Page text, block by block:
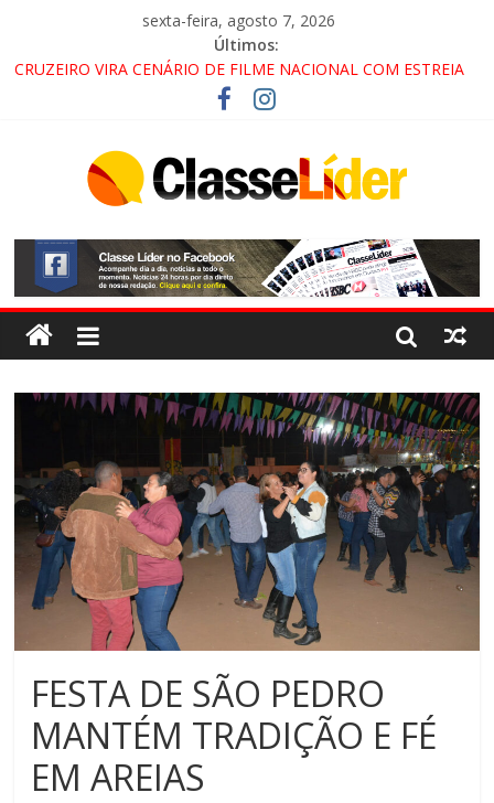
sexta-feira, agosto 7, 2026
Últimos:
LORENA, PINDAMONHANGABA E QUELUZ NA RETA FINAL
PELA FÁBRICA DA COCA-COLA!
CRUZEIRO VIRA CENÁRIO DE FILME NACIONAL COM ESTREIA
“HÁ PRESENÇA DO COMANDO VERMELHO NO VALE”, AFIRMA
ACESSO À APARECIDA NA DUTRA SERÁ BLOQUEADO NO FIM
DE SEMANA; MOTORISTAS DEVEM USAR ROTAS
ALTERNATIVAS
FESTA DE SÃO PEDRO
MANTÉM TRADIÇÃO E FÉ
EM AREIAS